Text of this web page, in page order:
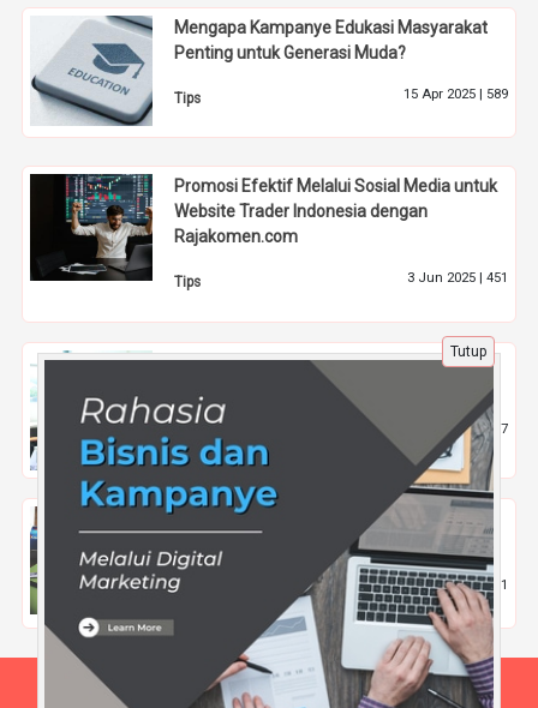
Mengapa Kampanye Edukasi Masyarakat
Penting untuk Generasi Muda?
Tips 15 Apr 2025 | 589
Promosi Efektif Melalui Sosial Media untuk
Website Trader Indonesia dengan
Rajakomen.com
Tips 3 Jun 2025 | 451
Apa saja prospek kerja teknologi pangan
dan bagaimana dapat beasiswa kuliah?
Pendidikan 11 Nov 2025 |397
5 Kesalahan yang Harus Dihindari Saat
Mengikuti Kelas Online Bahasa Inggris
Pendidikan 19 Mar 2025 |531
Beranda Tentang Kami
Tutup